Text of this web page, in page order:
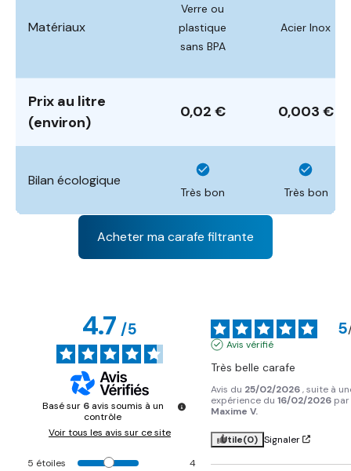
Matériaux
Verre ou
plastique
sans BPA
Acier Inox
Prix au litre
(environ)
0,02 € 0,003 €
Bilan écologique
Très bon Très bon
Acheter ma carafe filtrante
4.7/5
Basé sur 6 avis soumis à un
contrôle
Voir tous les avis sur ce site
5 étoiles
4
5
Avis vérifié
Très belle carafe
Avis du 25/02/2026 , suite à
expérience du 16/02/2026 par
Maxime V.
Utile(0) Signaler